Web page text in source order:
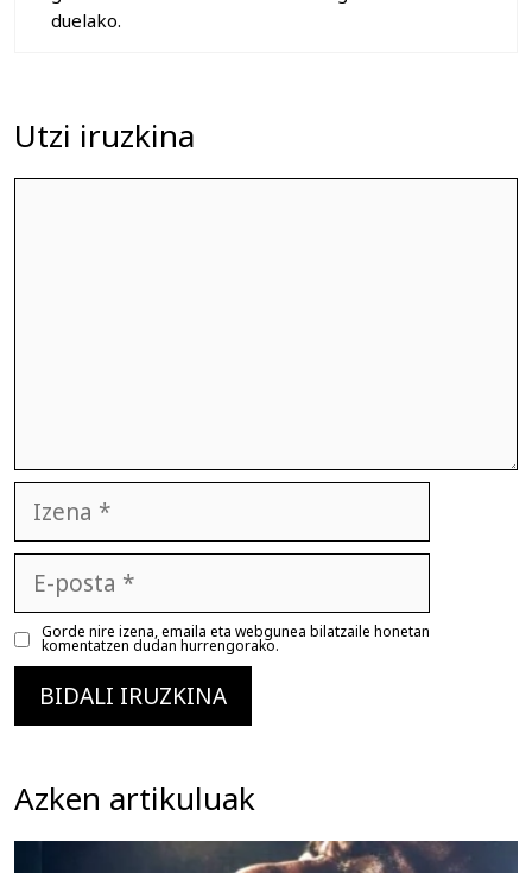
duelako.
Utzi iruzkina
posta
Gorde nire izena, emaila eta webgunea bilatzaile honetan
komentatzen dudan hurrengorako.
Azken artikuluak